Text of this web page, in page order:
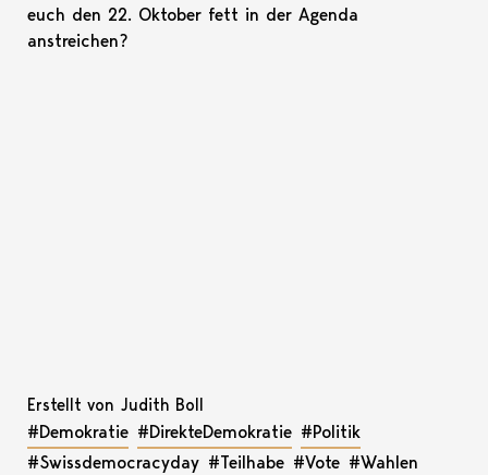
euch den 22. Oktober fett in der Agenda
anstreichen?
Erstellt von Judith Boll
#Demokratie #DirekteDemokratie #Politik
#Swissdemocracyday #Teilhabe #Vote #Wahlen